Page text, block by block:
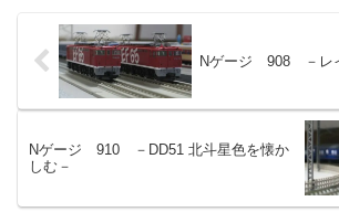
Nゲージ 908 －レ
Nゲージ 910 －DD51 北斗星色を懐か
しむ－